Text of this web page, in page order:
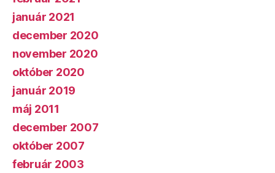
január 2021
december 2020
november 2020
október 2020
január 2019
máj 2011
december 2007
október 2007
február 2003